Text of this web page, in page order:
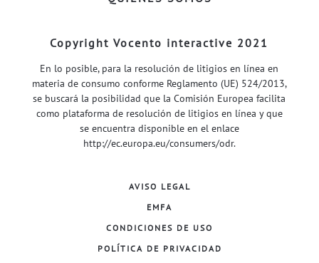
Copyright Vocento interactive 2021
En lo posible, para la resolución de litigios en línea en
materia de consumo conforme Reglamento (UE) 524/2013,
se buscará la posibilidad que la Comisión Europea facilita
como plataforma de resolución de litigios en línea y que
se encuentra disponible en el enlace
http://ec.europa.eu/consumers/odr.
AVISO LEGAL
EMFA
CONDICIONES DE USO
POLÍTICA DE PRIVACIDAD